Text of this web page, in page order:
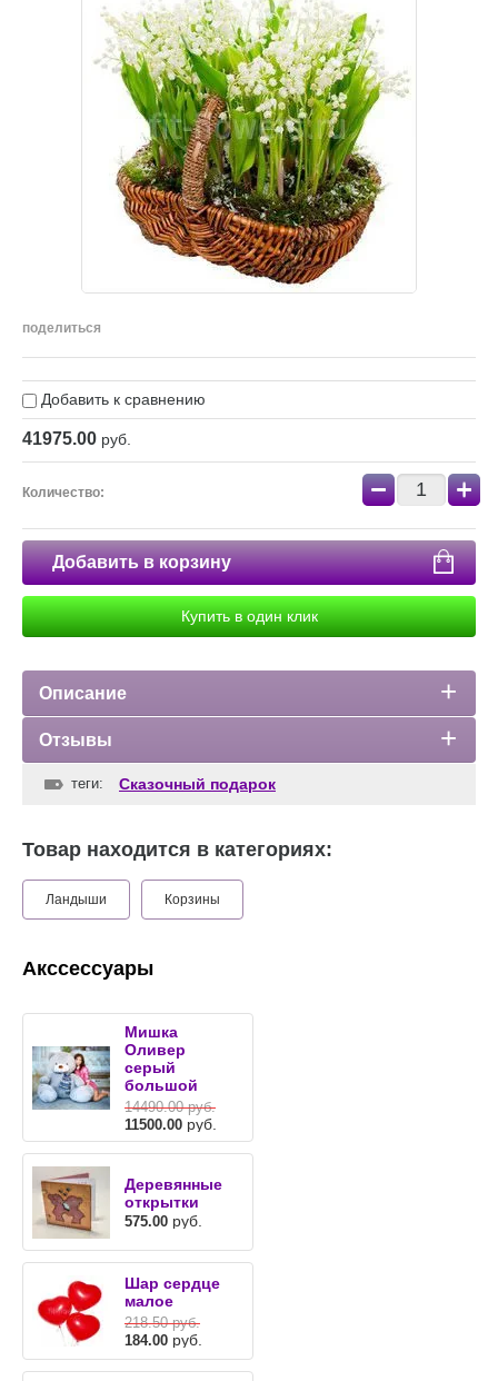
поделиться
Добавить к сравнению
41975.00 руб.
Количество: − +
Добавить в корзину
Купить в один клик
Описание
Отзывы
теги: Сказочный подарок
Товар находится в категориях:
Ландыши Корзины
Акссессуары
Мишка
Оливер
серый
большой
14490.00руб.
11500.00 руб.
Деревянные
открытки
575.00 руб.
Шар сердце
малое
218.50руб.
184.00 руб.